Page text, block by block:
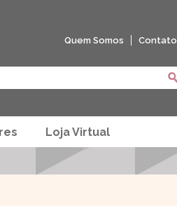
Quem Somos Contato
Loja Virtual